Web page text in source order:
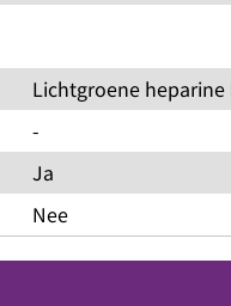
Lichtgroene heparine
-
Ja
Nee